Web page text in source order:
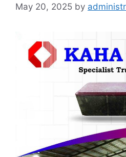
May 20, 2025 by